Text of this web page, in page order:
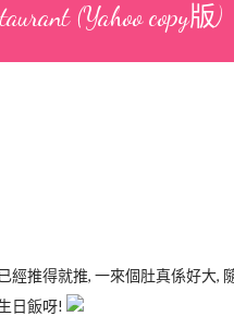
(Yahoo copy版)
經推得就推, 一來個肚真係好大,
日飯呀!